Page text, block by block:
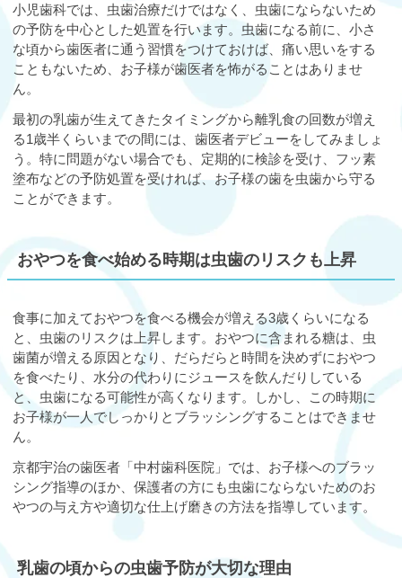
小児歯科では、虫歯治療だけではなく、虫歯にならないため
の予防を中心とした処置を行います。虫歯になる前に、小さ
な頃から歯医者に通う習慣をつけておけば、痛い思いをする
こともないため、お子様が歯医者を怖がることはありませ
ん。
最初の乳歯が生えてきたタイミングから離乳食の回数が増え
る1歳半くらいまでの間には、歯医者デビューをしてみましょ
う。特に問題がない場合でも、定期的に検診を受け、フッ素
塗布などの予防処置を受ければ、お子様の歯を虫歯から守る
ことができます。
おやつを食べ始める時期は虫歯のリスクも上昇
食事に加えておやつを食べる機会が増える3歳くらいになる
と、虫歯のリスクは上昇します。おやつに含まれる糖は、虫
歯菌が増える原因となり、だらだらと時間を決めずにおやつ
を食べたり、水分の代わりにジュースを飲んだりしている
と、虫歯になる可能性が高くなります。しかし、この時期に
お子様が一人でしっかりとブラッシングすることはできませ
ん。
京都宇治の歯医者「中村歯科医院」では、お子様へのブラッ
シング指導のほか、保護者の方にも虫歯にならないためのお
やつの与え方や適切な仕上げ磨きの方法を指導しています。
乳歯の頃からの虫歯予防が大切な理由